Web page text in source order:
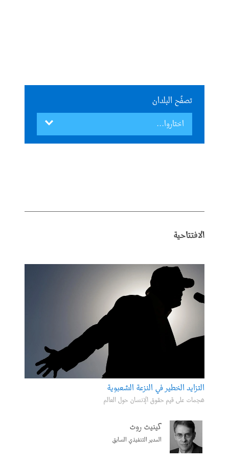
الافتتاحية
التزايد الخطير في النزعة الشعبوية
هجمات على قيم حقوق الإنسان حول العالم
كينيث روث
المدير التنفيذي السابق
تصفُح البلدان